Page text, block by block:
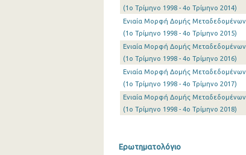
2o Τρίμηνο 2022
1o Τρίμηνο 2022
4o Τρίμηνο 2021
3o Τρίμηνο 2021
2o Τρίμηνο 2021
1o Τρίμηνο 2021
(1o Τρίμηνο 1998 - 4o Τρίμηνο 2014)
Ενιαία Μορφή Δομής Μεταδεδομένων
(1o Τρίμηνο 1998 - 4o Τρίμηνο 2015)
Ενιαία Μορφή Δομής Μεταδεδομένων
(1o Τρίμηνο 1998 - 4o Τρίμηνο 2016)
Ενιαία Μορφή Δομής Μεταδεδομένων
(1o Τρίμηνο 1998 - 4o Τρίμηνο 2017)
Ενιαία Μορφή Δομής Μεταδεδομένων
(1o Τρίμηνο 1998 - 4o Τρίμηνο 2018)
Ερωτηματολόγιο